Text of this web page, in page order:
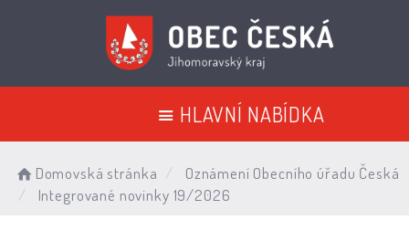
HLAVNÍ NABÍDKA
Domovská stránka
Oznámení Obecního úřadu Česká
Integrované novinky 19/2026